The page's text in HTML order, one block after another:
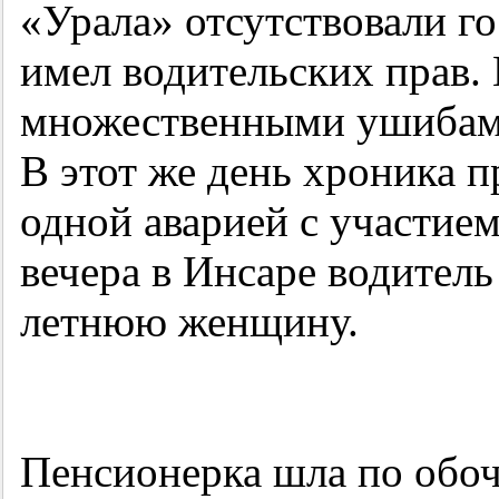
«Урала» отсутствовали
имел водительских
множественными
В этот же день хроника
одной аварией с
вечера в Инсаре
летнюю женщину.
Пенсионерка шла по